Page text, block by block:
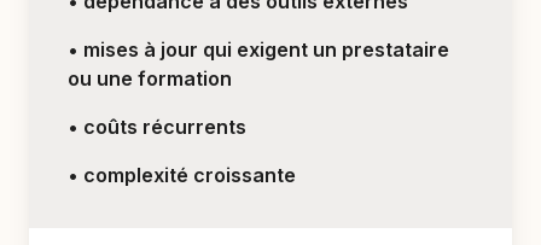
• mises à jour qui exigent un prestataire
ou une formation
• coûts récurrents
• complexité croissante